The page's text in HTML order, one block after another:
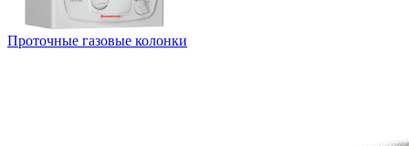
Проточные газовые колонки